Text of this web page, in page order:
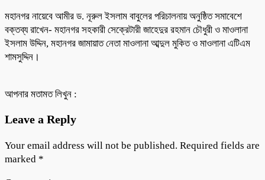
মহানগর নায়েবে আমীর ড. নূরুল ইসলাম বাবুলের পরিচালনায় অনুষ্ঠিত সমাবেশে
বক্তব্য রাখেন- মহানগর সহকারী সেক্রেটারী জাহেদুর রহমান চৌধুরী ও মাওলানা
ইসলাম উদ্দিন, মহানগর জামায়াত নেতা মাওলানা আব্দুল মুকিত ও মাওলানা এটিএম
শামসুদ্দিন।
আপনার মতামত লিখুন :
Leave a Reply
Your email address will not be published. Required fields are
marked *